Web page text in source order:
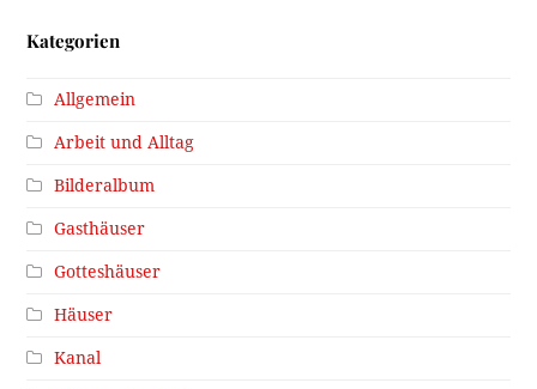
Kategorien
Allgemein
Arbeit und Alltag
Bilderalbum
Gasthäuser
Gotteshäuser
Häuser
Kanal